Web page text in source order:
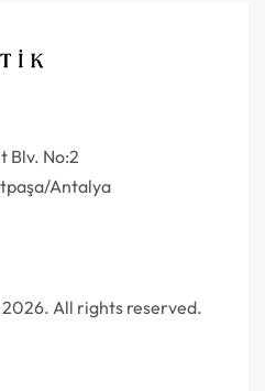
Blv. No:2
Antalya
All rights reserved.